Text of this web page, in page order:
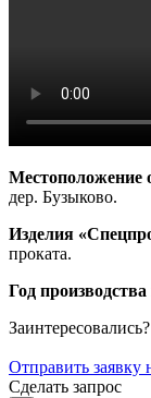
Местоположение
дер. Бузыково.
Изделия
проката.
Год
Отправить заявку
Сделать запрос